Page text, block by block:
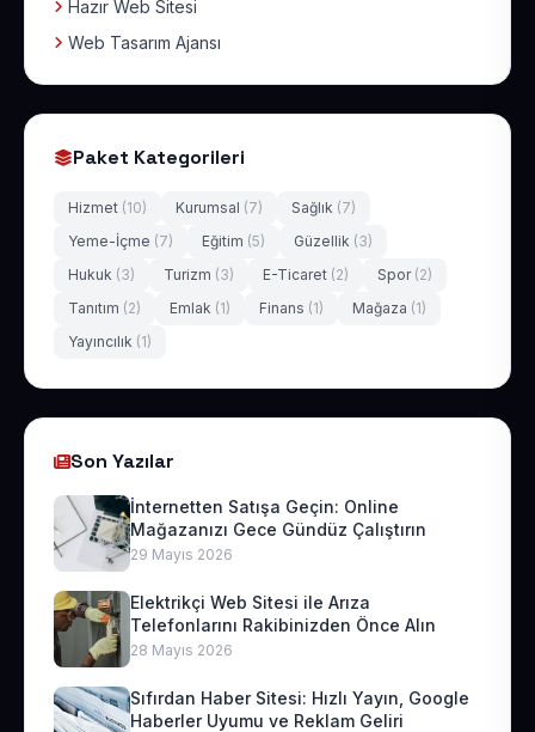
Hazır Web Sitesi
Web Tasarım Ajansı
Paket Kategorileri
Hizmet (10) Kurumsal (7) Sağlık (7)
Yeme-İçme (7) Eğitim (5) Güzellik (3)
Hukuk (3) Turizm (3) E-Ticaret (2) Spor (2)
Tanıtım (2) Emlak (1) Finans (1) Mağaza (1)
Yayıncılık (1)
Son Yazılar
İnternetten Satışa Geçin: Online
Mağazanızı Gece Gündüz Çalıştırın
29 Mayıs 2026
Elektrikçi Web Sitesi ile Arıza
Telefonlarını Rakibinizden Önce Alın
28 Mayıs 2026
Sıfırdan Haber Sitesi: Hızlı Yayın, Google
Haberler Uyumu ve Reklam Geliri